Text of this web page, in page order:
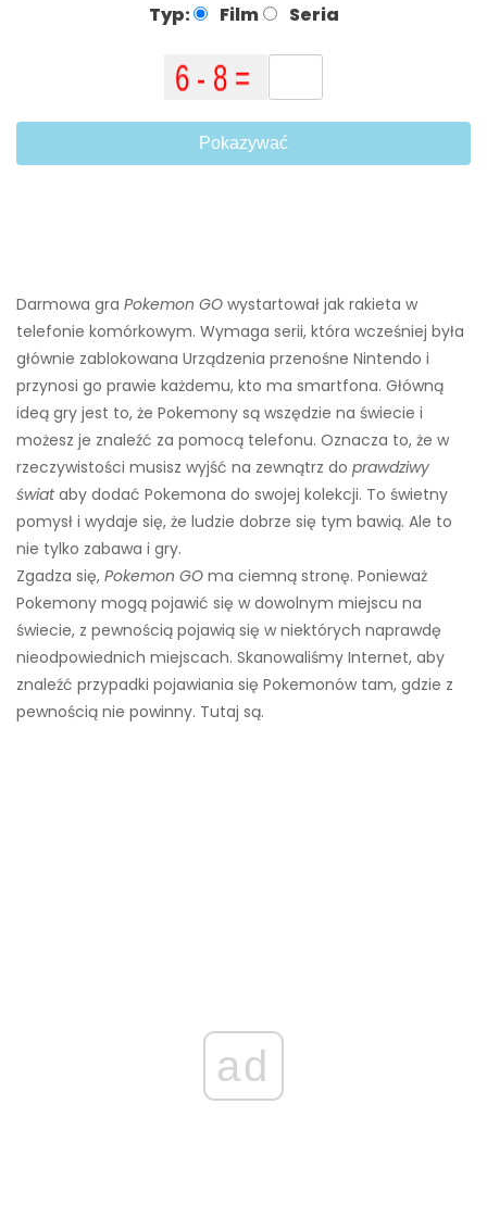
Typ: Film Seria
Pokazywać
Darmowa gra Pokemon GO wystartował jak rakieta w
telefonie komórkowym. Wymaga serii, która wcześniej była
głównie zablokowana Urządzenia przenośne Nintendo i
przynosi go prawie każdemu, kto ma smartfona. Główną
ideą gry jest to, że Pokemony są wszędzie na świecie i
możesz je znaleźć za pomocą telefonu. Oznacza to, że w
rzeczywistości musisz wyjść na zewnątrz do prawdziwy
świataby dodać Pokemona do swojej kolekcji. To świetny
pomysł i wydaje się, że ludzie dobrze się tym bawią. Ale to
nie tylko zabawa i gry.
Zgadza się, Pokemon GO ma ciemną stronę. Ponieważ
Pokemony mogą pojawić się w dowolnym miejscu na
świecie, z pewnością pojawią się w niektórych naprawdę
nieodpowiednich miejscach. Skanowaliśmy Internet, aby
znaleźć przypadki pojawiania się Pokemonów tam, gdzie z
pewnością nie powinny. Tutaj są.
ad